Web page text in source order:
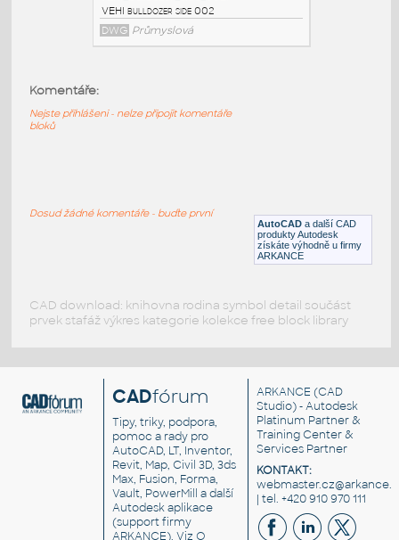
DWG Průmyslová
DWG Průmyslová
DWG
Průmyslová AutoCAD a další CAD
produkty Autodesk
získáte výhodně u firmy
ARKANCE
Komentáře:
Nejste přihlášeni - nelze připojit komentáře
bloků
Dosud žádné komentáře - buďte první
CAD download: knihovna rodina symbol detail součást
prvek stafáž výkres kategorie kolekce free block library
CADfórum
Tipy, triky, podpora,
pomoc a rady pro
AutoCAD, LT, Inventor,
Revit, Map, Civil 3D, 3ds
Max, Fusion, Forma,
Vault, PowerMill a další
Autodesk aplikace
(support firmy
ARKANCE). VizO
ARKANCE (CAD
Studio) - Autodesk
Platinum Partner &
Training Center &
Services Partner
KONTAKT:
| tel. +420 910 970 111